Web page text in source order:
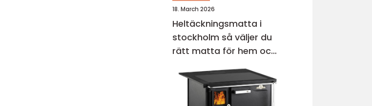
18. March 2026
Heltäckningsmatta i
stockholm så väljer du
rätt matta för hem och